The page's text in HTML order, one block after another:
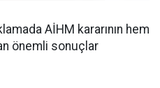
AİHM kararının hem
önemli sonuçlar